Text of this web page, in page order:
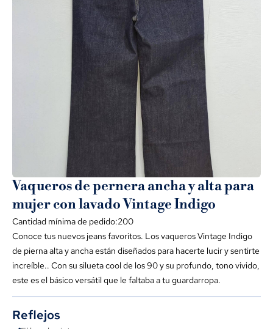
Vaqueros de pernera ancha y alta para
mujer con lavado Vintage Indigo
Cantidad mínima de pedido:200
Conoce tus nuevos jeans favoritos. Los vaqueros Vintage Indigo
de pierna alta y ancha están diseñados para hacerte lucir y sentirte
increíble.. Con su silueta cool de los 90 y su profundo, tono vivido,
este es el básico versátil que le faltaba a tu guardarropa.
Reflejos